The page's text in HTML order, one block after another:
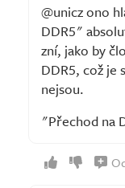
@unicz ono
DDR5"
zní, jako by
DDR5, což je
nejsou.
"Přechod na